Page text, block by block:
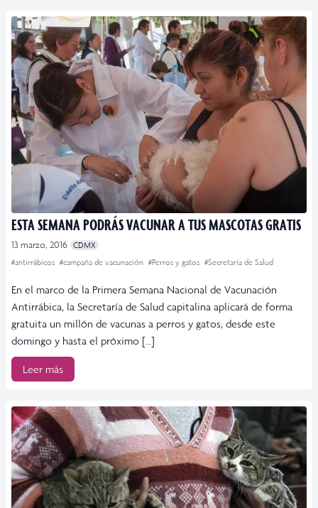
ESTA SEMANA PODRÁS VACUNAR A TUS MASCOTAS GRATIS
13 marzo, 2016 CDMX
#antirrábicos #campaña de vacunación #Perros y gatos #Secretaría de Salud
En el marco de la Primera Semana Nacional de Vacunación
Antirrábica, la Secretaría de Salud capitalina aplicará de forma
gratuita un millón de vacunas a perros y gatos, desde este
domingo y hasta el próximo […]
Leer más